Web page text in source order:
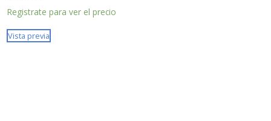
Registrate para ver el precio
Vista previa